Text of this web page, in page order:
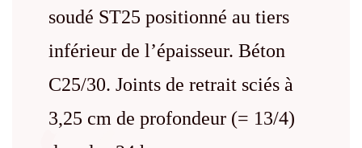
soudé ST25 positionné au tiers
inférieur de l’épaisseur. Béton
C25/30. Joints de retrait sciés à
3,25 cm de profondeur (= 13/4)